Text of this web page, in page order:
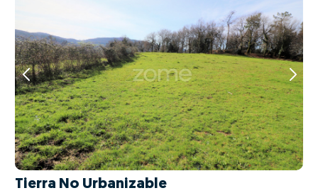
Tierra No Urbanizable